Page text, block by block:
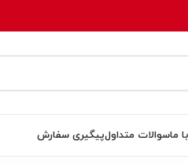
ماسوالات متداولپیگیری سفارش